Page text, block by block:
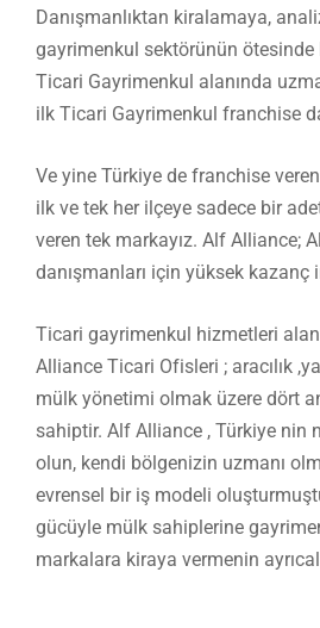
Danışmanlıktan kiralamaya,
gayrimenkul sektörünün ötesinde
Ticari Gayrimenkul alanında
ilk Ticari Gayrimenkul franchise
Ve yine Türkiye de franchise
ilk ve tek her ilçeye sadece bir
veren tek markayız. Alf Alliance;
danışmanları için yüksek kazanç
Ticari gayrimenkul hizmetleri
Alliance Ticari Ofisleri ; aracılık
mülk yönetimi olmak üzere dört
sahiptir. Alf Alliance , Türkiye nin
olun, kendi bölgenizin uzmanı
evrensel bir iş modeli
gücüyle mülk sahiplerine
markalara kiraya vermenin